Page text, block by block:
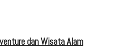
dan Wisata Alam